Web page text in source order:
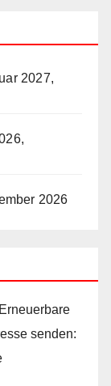
2027,
2026
senden: